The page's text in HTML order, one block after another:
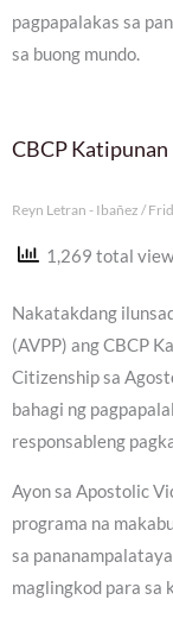
pagpapalakas sa
sa buong mundo.
CBCP
Reyn Letran - Ibañez
1,269 total
Nakatakdang
(AVPP) ang CBCP
Citizenship sa
bahagi ng
responsableng
Ayon sa Apostolic
programa na
sa
maglingkod para sa